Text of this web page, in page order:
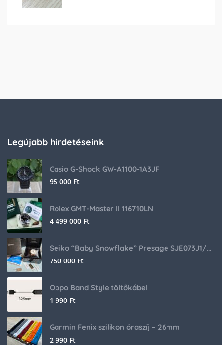
Legújabb hirdetéseink
Casio G-Shock GW-A1100-1A3JF
95 000 Ft
Rolex GMT-Master II 116710LN
4 499 000 Ft
Seiko “Baby Snowflake” Presage SJE073J1/SARA015 Limited Edition
750 000 Ft
Oppo Band Style töltőkábel
1 990 Ft
Garmin Fenix szilikon óraszíj – 26mm
2 990 Ft